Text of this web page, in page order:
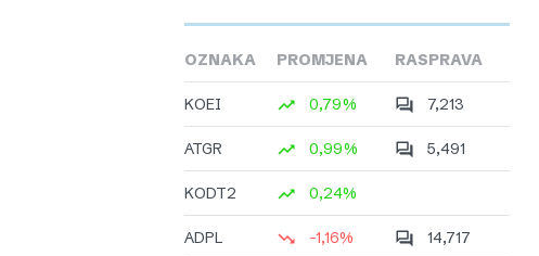
OZNAKA PROMJENA RASPRAVA
KOEI 0,79% 7,213
ATGR 0,99% 5,491
KODT2 0,24%
ADPL -1,16% 14,717